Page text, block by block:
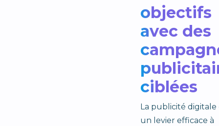
objectifs
avec des
ciblées
La publicité digitale
un levier efficace à